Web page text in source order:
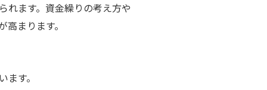
れます。資金繰りの考え方や
まります。
す。